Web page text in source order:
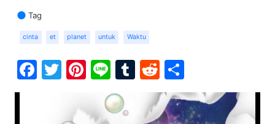
Tag
cinta et planet untuk Waktu
Facebook
Twitter
Pinterest
LineTumblr
Reddit